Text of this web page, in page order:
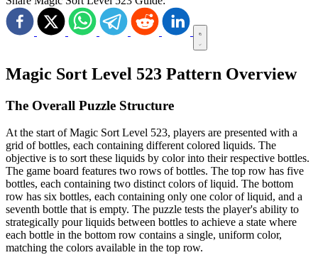
Magic Sort Level 523 Pattern Overview
The Overall Puzzle Structure
At the start of Magic Sort Level 523, players are presented with a
grid of bottles, each containing different colored liquids. The
objective is to sort these liquids by color into their respective bottles.
The game board features two rows of bottles. The top row has five
bottles, each containing two distinct colors of liquid. The bottom
row has six bottles, each containing only one color of liquid, and a
seventh bottle that is empty. The puzzle tests the player's ability to
strategically pour liquids between bottles to achieve a state where
each bottle in the bottom row contains a single, uniform color,
matching the colors available in the top row.